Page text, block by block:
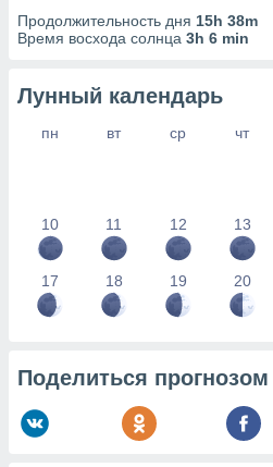
Продолжительность дня 15h 38m
Время восхода солнца 3h 6 min
Лунный календарь
пн вт ср чт
10 11 12 13
17 18 19 20
Поделиться прогнозом